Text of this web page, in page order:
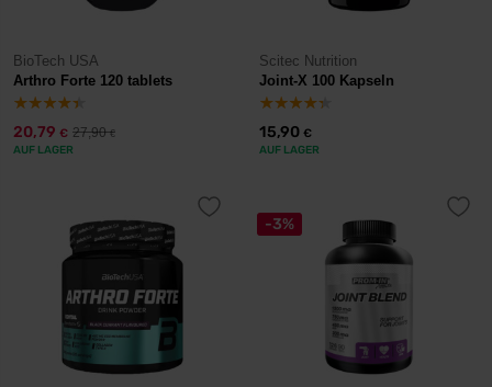
BioTech USA
Arthro Forte 120 tablets
20,79 € 27,90€
AUF LAGER
Scitec Nutrition
Joint-X 100 Kapseln
15,90 €
AUF LAGER
-3%